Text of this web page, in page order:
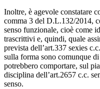
Inoltre, è agevole constatare
comma 3 del D.L.132/2014,
senso funzionale, cioè come
trascrittivi e, quindi, quale
prevista dell’art.337 sexies
sulla forma sono comunque
potrebbero comportare, sul
disciplina dell’art.2657 c.c.
senso.